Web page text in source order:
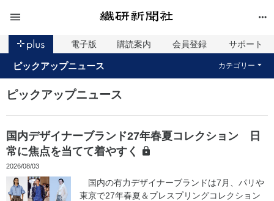
電子版 購読案内 会員登録 サポート
ピックアップニュース カテゴリー
ピックアップニュース
国内デザイナーブランド27年春夏コレクション 日
常に焦点を当てて着やすく
2026/08/03
国内の有力デザイナーブランドは7月、パリや
東京で27年春夏＆プレスプリングコレクション